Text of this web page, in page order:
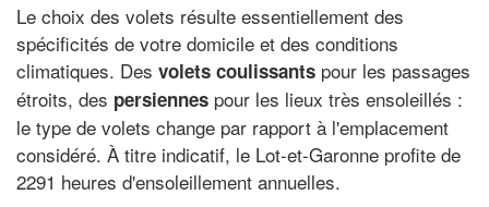
Le choix des volets résulte essentiellement des
spécificités de votre domicile et des conditions
climatiques. Des volets coulissants pour les passages
étroits, des persiennes pour les lieux très ensoleillés :
le type de volets change par rapport à l'emplacement
considéré. À titre indicatif, le Lot-et-Garonne profite de
2291 heures d'ensoleillement annuelles.